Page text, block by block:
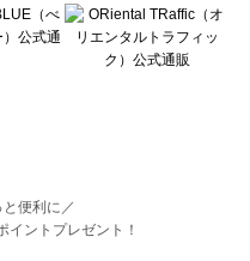
便利に／
イントプレゼント！